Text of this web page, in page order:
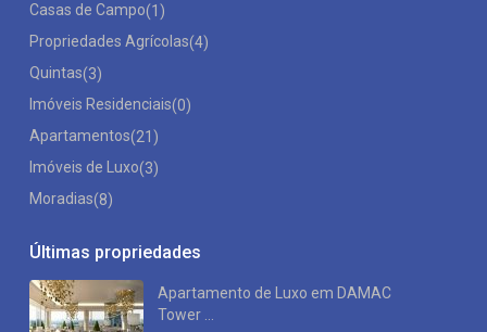
Casas de Campo(1)
Propriedades Agrícolas(4)
Quintas(3)
Imóveis Residenciais(0)
Apartamentos(21)
Imóveis de Luxo(3)
Moradias(8)
Últimas propriedades
Apartamento de Luxo em DAMAC
Tower ...